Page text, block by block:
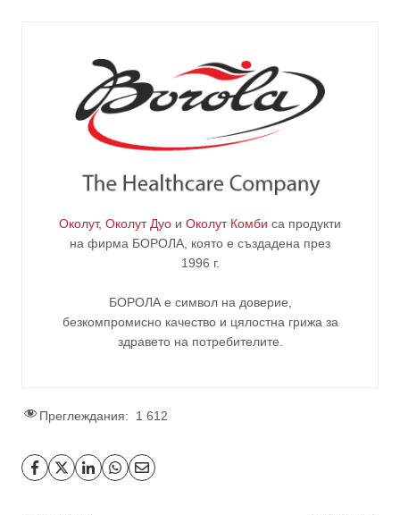
Околут, Околут Дуо и Околут Комби са продукти
на фирма БОРОЛА , която е създадена през
1996 г.
БОРОЛА е символ на доверие,
безкомпромисно качество и цялостна грижа за
здравето на потребителите
Преглеждания: 1 612